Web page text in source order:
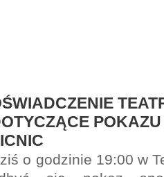
o godzinie 19:00 w